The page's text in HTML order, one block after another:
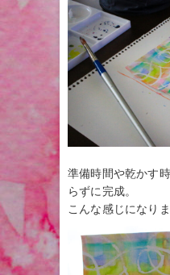
準備時間や乾かす
らずに完成。
こんな感じになりま